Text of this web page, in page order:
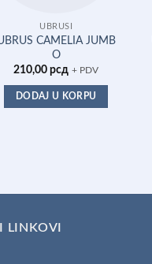
UBRUSI
CAMELIA JUMB
O
210,00рсд + PDV
DODAJ U KORPU
LINKOVI